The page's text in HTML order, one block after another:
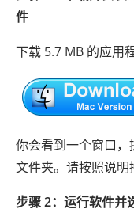
件
下载 5.7 MB 的应用
你会看到一个窗口，
文件夹。请按照说明
步骤 2：运行软件并